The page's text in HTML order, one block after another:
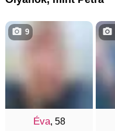
Éva, 58
9